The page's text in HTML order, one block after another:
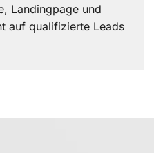
Landingpage und
auf qualifizierte Leads